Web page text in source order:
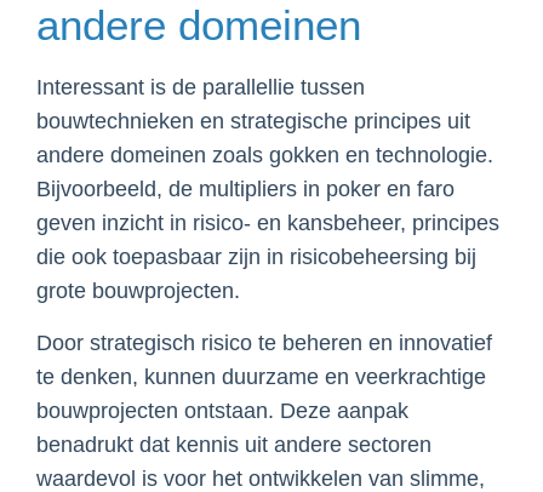
andere domeinen
Interessant is de parallellie tussen
bouwtechnieken en strategische principes uit
andere domeinen zoals gokken en technologie.
Bijvoorbeeld, de multipliers in poker en faro
geven inzicht in risico- en kansbeheer, principes
die ook toepasbaar zijn in risicobeheersing bij
grote bouwprojecten.
Door strategisch risico te beheren en innovatief
te denken, kunnen duurzame en veerkrachtige
bouwprojecten ontstaan. Deze aanpak
benadrukt dat kennis uit andere sectoren
waardevol is voor het ontwikkelen van slimme,